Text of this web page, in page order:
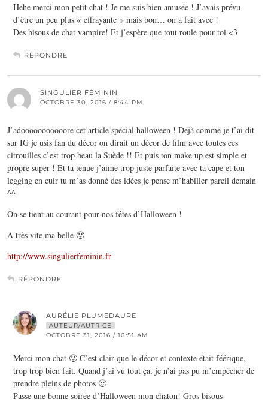
Hehe merci mon petit chat ! Je me suis bien amusée ! J’avais prévu
d’être un peu plus « effrayante » mais bon… on a fait avec !
Des bisous de chat vampire! Et j’espère que tout roule pour toi <3
RÉPONDRE
SINGULIER FÉMININ
OCTOBRE 30, 2016 / 8:44 PM
J’adooooooooooore cet article spécial halloween ! Déjà comme je t’ai dit
sur IG je usis fan du décor on dirait un décor de film avec toutes ces
citrouilles c’est trop beau la Suède !! Et puis ton make up est simple et
propre super ! Et ta tenue j’aime trop juste parfaite avec ta cape et ton
legging en cuir tu m’as donné des idées je pense m’habiller pareil demain
^^
On se tient au courant pour nos fêtes d’Halloween !
A très vite ma belle 🙂
http://www.singulierfeminin.fr
RÉPONDRE
AURÉLIE PLUMEDAURE
AUTEUR/AUTRICE
OCTOBRE 31, 2016 / 10:51 AM
Merci mon chat 🙂 C’est clair que le décor et contexte était féérique,
trop trop bien fait. Quand j’ai vu tout ça, je n’ai pas pu m’empêcher de
prendre pleins de photos 🙂
Passe une bonne soirée d’Halloween mon chaton! Gros bisous